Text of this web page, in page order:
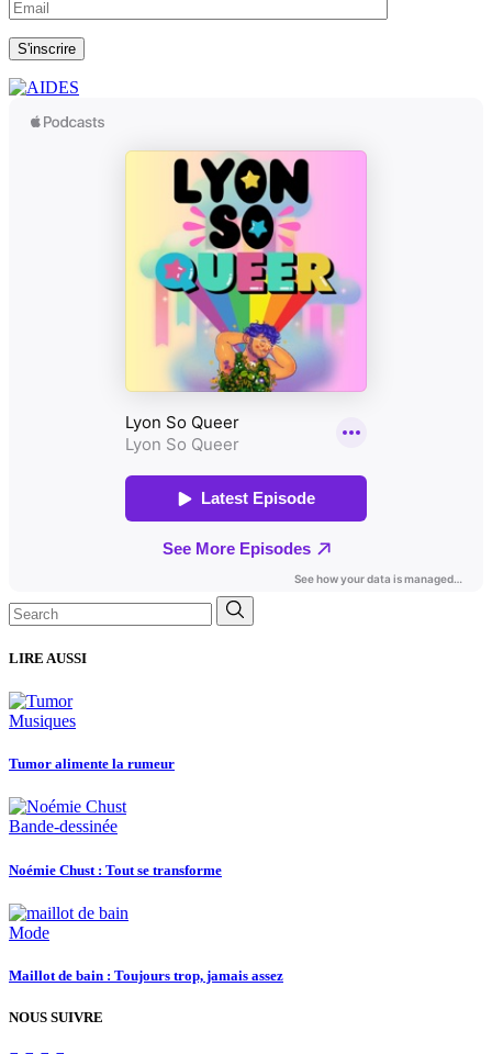
S'inscrire
Search
for:
LIRE AUSSI
Musiques
Tumor alimente la rumeur
Bande-dessinée
Noémie Chust : Tout se transforme
Mode
Maillot de bain : Toujours trop, jamais assez
NOUS SUIVRE